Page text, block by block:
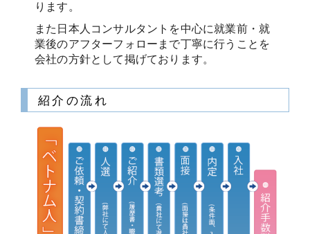
ります。
また日本人コンサルタントを中心に就業前・就
業後のアフターフォローまで丁寧に行うことを
会社の方針として掲げております。
紹介の流れ